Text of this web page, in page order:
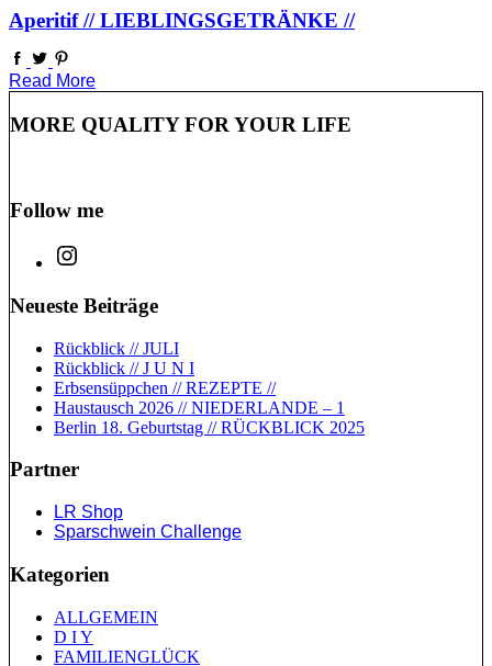
Aperitif // LIEBLINGSGETRÄNKE //
Read More
MORE QUALITY FOR YOUR LIFE
Follow me
Neueste Beiträge
Rückblick // JULI
Rückblick // J U N I
Erbsensüppchen // REZEPTE //
Haustausch 2026 // NIEDERLANDE – 1
Berlin 18. Geburtstag // RÜCKBLICK 2025
Partner
LR Shop
Sparschwein Challenge
Kategorien
ALLGEMEIN
D I Y
FAMILIENGLÜCK